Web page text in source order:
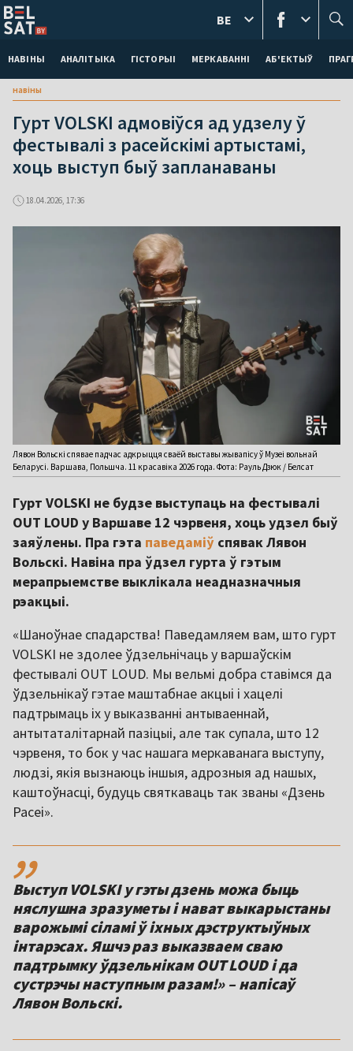
НАВІНЫ АНАЛІТЫКА ГІСТОРЫІ МЕРКАВАННI АБ'ЕКТЫЎ
BE
навіны
Гурт VOLSKI адмовіўся ад удзелу ў
фестывалі з расейскімі артыстамі,
хоць выступ быў запланаваны
18.04.2026, 17:36
Лявон Вольскі спявае падчас адкрыцця сваёй выставы жывапісу ў Музеі вольнай
Беларусі. Варшава, Польшча. 11 красавіка 2026 года. Фота: Рауль Дзюк / Белсат
Гурт VOLSKI не будзе выступаць на фестывалі
OUT LOUD у Варшаве 12 чэрвеня, хоць удзел быў
заяўлены. Пра гэта паведаміў спявак Лявон
Вольскі. Навіна пра ўдзел гурта ў гэтым
мерапрыемстве выклікала неадназначныя
рэакцыі.
«Шаноўнае спадарства! Паведамляем вам, што гурт
VOLSKI не здолее ўдзельнічаць у варшаўскім
фестывалі OUT LOUD. Мы вельмі добра ставімся да
ўдзельнікаў гэтае маштабнае акцыі і хацелі
падтрымаць іх у выказванні антываеннай,
антытаталітарнай пазіцыі, але так супала, што 12
чэрвеня, то бок у час нашага меркаванага выступу,
людзі, якія вызнаюць іншыя, адрозныя ад нашых,
каштоўнасці, будуць святкаваць так званы «Дзень
Расеі».
,,
Выступ VOLSKI у гэты дзень можа быць
няслушна зразуметы і нават выкарыстаны
варожымі сіламі ў іхных дэструктыўных
інтарэсах. Яшчэ раз выказваем сваю
падтрымку ўдзельнікам OUT LOUD і да
сустрэчы наступным разам!» – напісаў
Лявон Вольскі.